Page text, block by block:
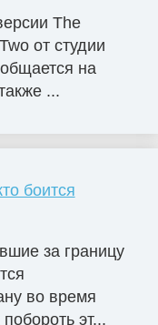
The
от студии
на
...
боится
за границу
во время
эт...